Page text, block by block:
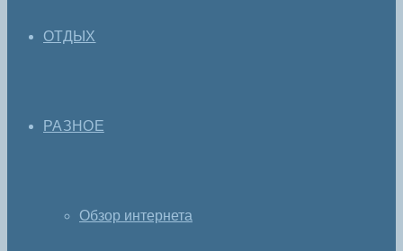
ОТДЫХ
РАЗНОЕ
Обзор интернета